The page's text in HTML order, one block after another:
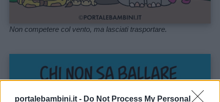
portalebambini.it - Do Not Process My Personal
giornate
Filastrocche
Giochi
Non competere col vento, ma lasciati trasportare.